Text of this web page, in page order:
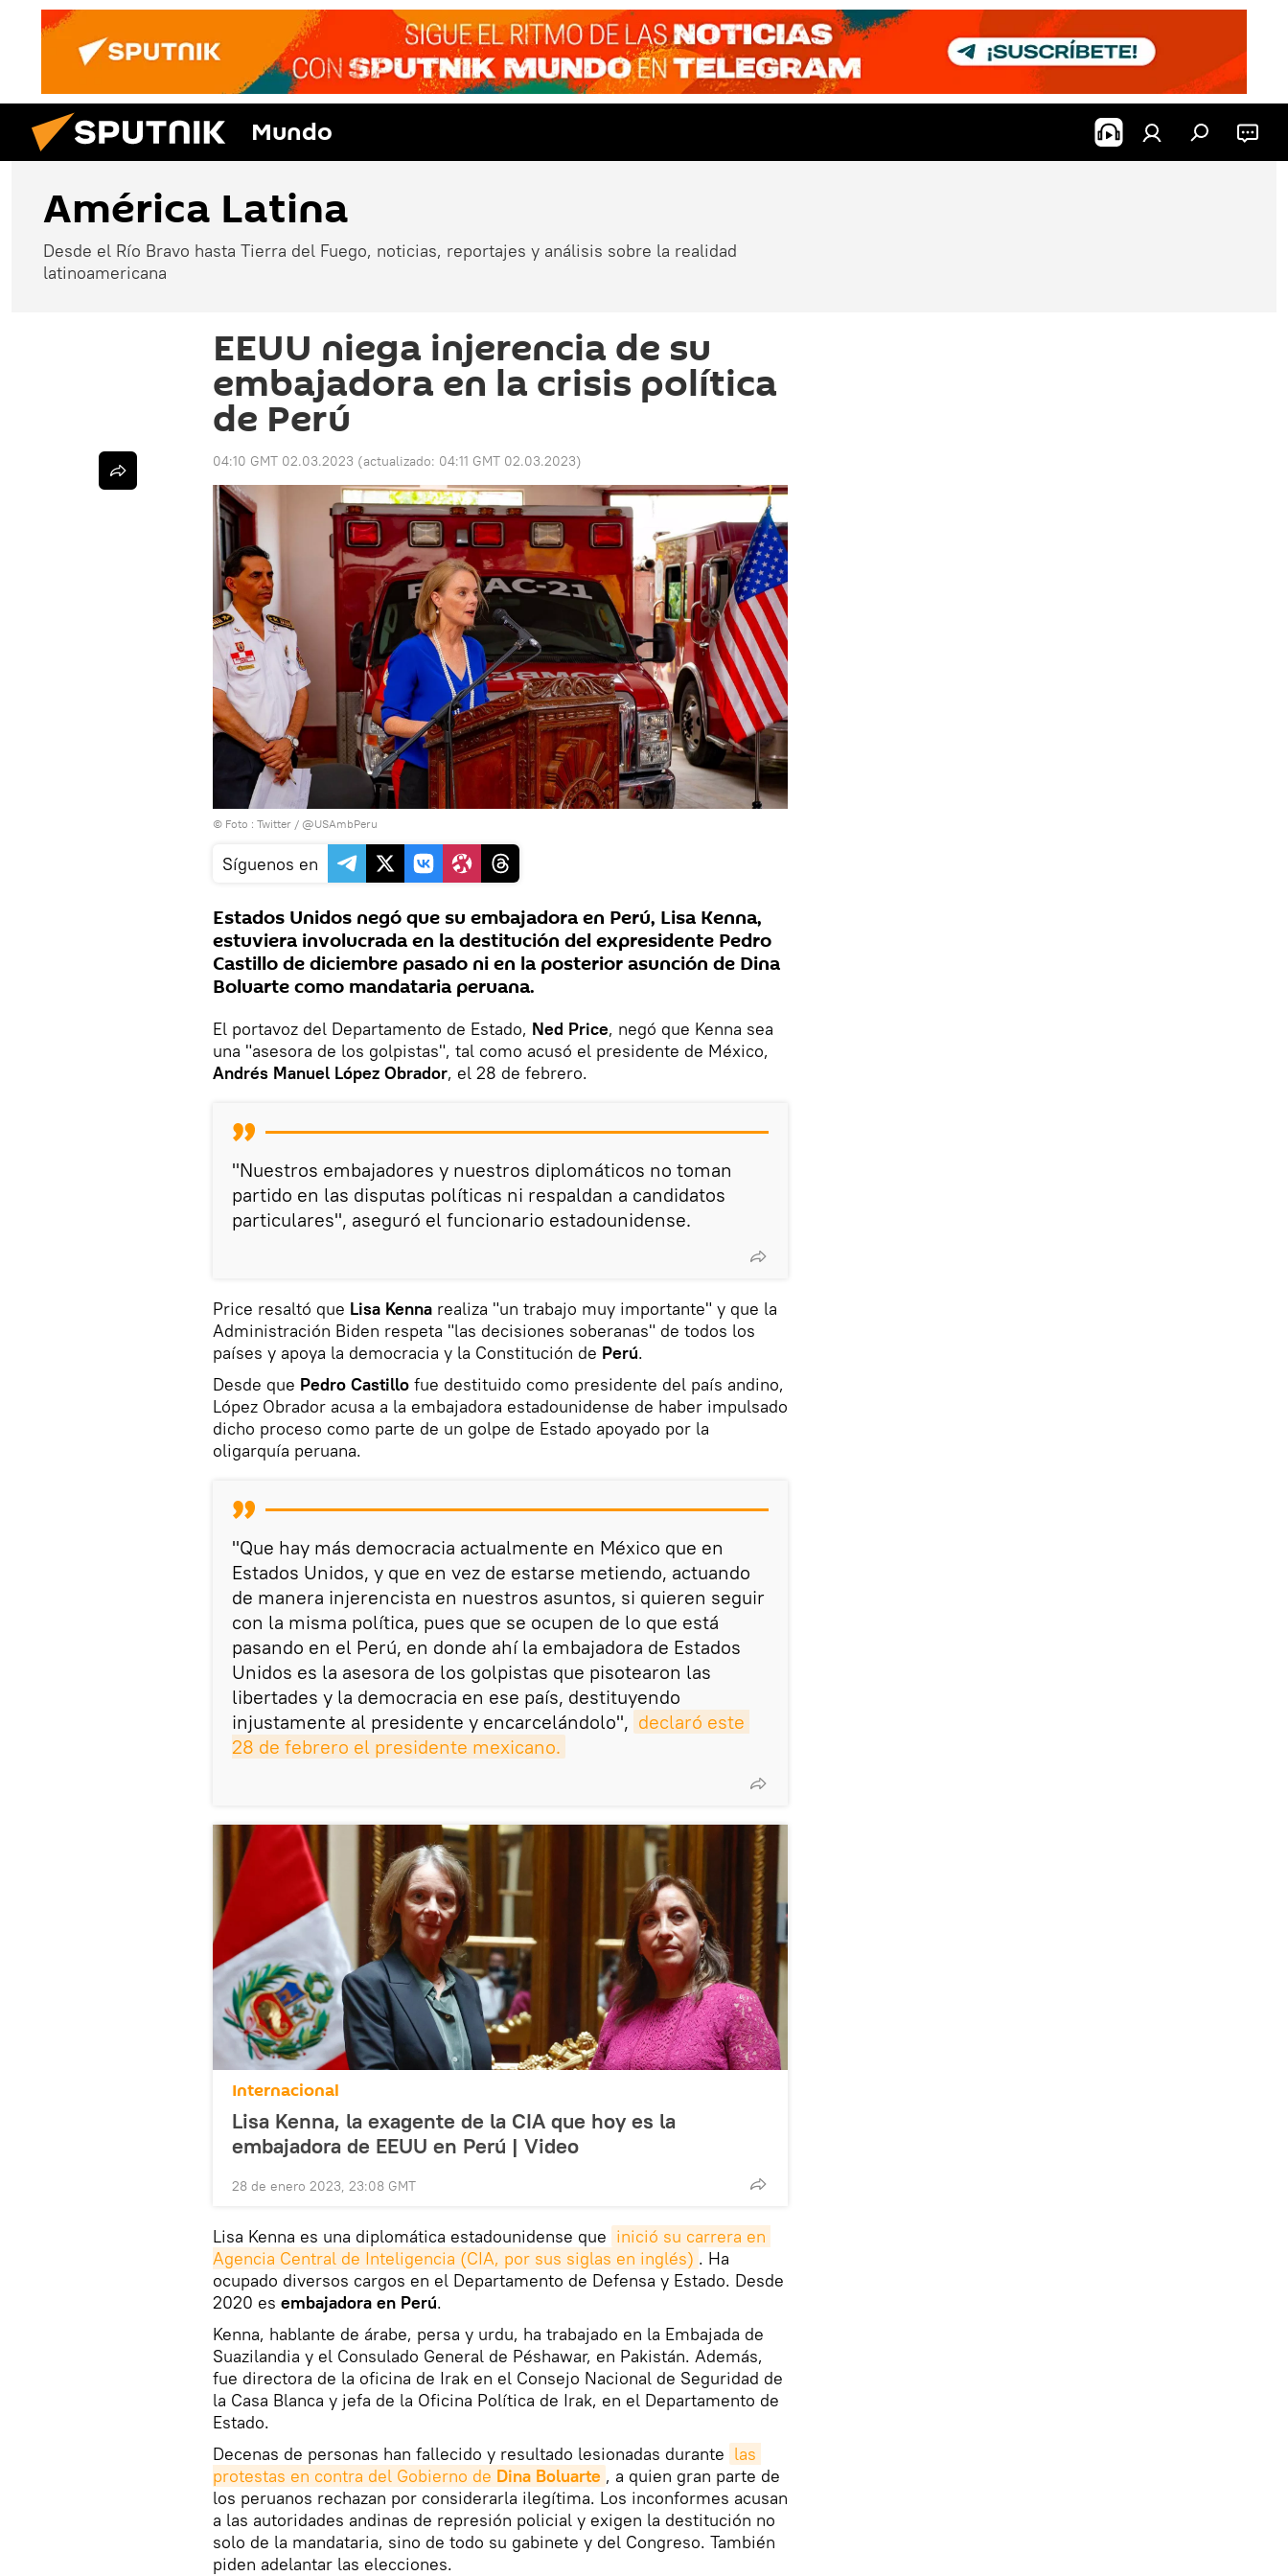
Mundo
América Latina
Desde el Río Bravo hasta Tierra del Fuego, noticias, reportajes y análisis sobre la realidad
latinoamericana
EEUU niega injerencia de su
embajadora en la crisis política
de Perú
04:10 GMT 02.03.2023 (actualizado: 04:11 GMT 02.03.2023)
© Foto : Twitter / @USAmbPeru
Síguenos en
Estados Unidos negó que su embajadora en Perú, Lisa Kenna,
estuviera involucrada en la destitución del expresidente Pedro
Castillo de diciembre pasado ni en la posterior asunción de Dina
Boluarte como mandataria peruana.
El portavoz del Departamento de Estado, Ned Price, negó que Kenna sea
una "asesora de los golpistas", tal como acusó el presidente de México,
Andrés Manuel López Obrador, el 28 de febrero.
"Nuestros embajadores y nuestros diplomáticos no toman
partido en las disputas políticas ni respaldan a candidatos
particulares", aseguró el funcionario estadounidense.
Price resaltó que Lisa Kenna realiza "un trabajo muy importante" y que la
Administración Biden respeta "las decisiones soberanas" de todos los
países y apoya la democracia y la Constitución de Perú.
Desde que Pedro Castillo fue destituido como presidente del país andino,
López Obrador acusa a la embajadora estadounidense de haber impulsado
dicho proceso como parte de un golpe de Estado apoyado por la
oligarquía peruana.
"Que hay más democracia actualmente en México que en
Estados Unidos, y que en vez de estarse metiendo, actuando
de manera injerencista en nuestros asuntos, si quieren seguir
con la misma política, pues que se ocupen de lo que está
pasando en el Perú, en donde ahí la embajadora de Estados
Unidos es la asesora de los golpistas que pisotearon las
libertades y la democracia en ese país, destituyendo
injustamente al presidente y encarcelándolo", declaró este
28 de febrero el presidente mexicano.
Internacional
Lisa Kenna, la exagente de la CIA que hoy es la
embajadora de EEUU en Perú | Video
28 de enero 2023, 23:08 GMT
Lisa Kenna es una diplomática estadounidense que inició su carrera en
Agencia Central de Inteligencia (CIA, por sus siglas en inglés) . Ha
ocupado diversos cargos en el Departamento de Defensa y Estado. Desde
2020 es embajadora en Perú.
Kenna, hablante de árabe, persa y urdu, ha trabajado en la Embajada de
Suazilandia y el Consulado General de Péshawar, en Pakistán. Además,
fue directora de la oficina de Irak en el Consejo Nacional de Seguridad de
la Casa Blanca y jefa de la Oficina Política de Irak, en el Departamento de
Estado.
Decenas de personas han fallecido y resultado lesionadas durante las
protestas en contra del Gobierno de Dina Boluarte , a quien gran parte de
los peruanos rechazan por considerarla ilegítima. Los inconformes acusan
a las autoridades andinas de represión policial y exigen la destitución no
solo de la mandataria, sino de todo su gabinete y del Congreso. También
piden adelantar las elecciones.